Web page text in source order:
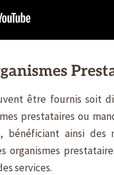
être fournis soit
prestataires ou
ainsi des
organismes
services.